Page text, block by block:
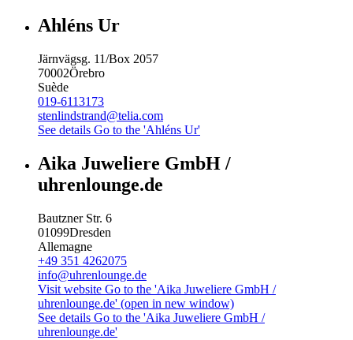
Ahléns Ur
Järnvägsg. 11/Box 2057
70002Örebro
Suède
019-6113173
stenlindstrand@telia.com
See details Go to the 'Ahléns Ur'
Aika Juweliere GmbH /
uhrenlounge.de
Bautzner Str. 6
01099Dresden
Allemagne
+49 351 4262075
info@uhrenlounge.de
Visit website Go to the 'Aika Juweliere GmbH /
uhrenlounge.de' (open in new window)
See details Go to the 'Aika Juweliere GmbH /
uhrenlounge.de'